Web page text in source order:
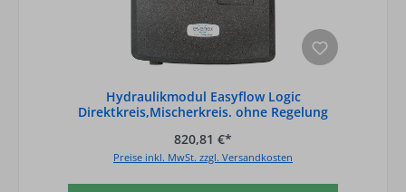
Hydraulikmodul Easyflow Logic
Direktkreis,Mischerkreis. ohne Regelung
820,81 €*
Preise inkl. MwSt. zzgl. Versandkosten